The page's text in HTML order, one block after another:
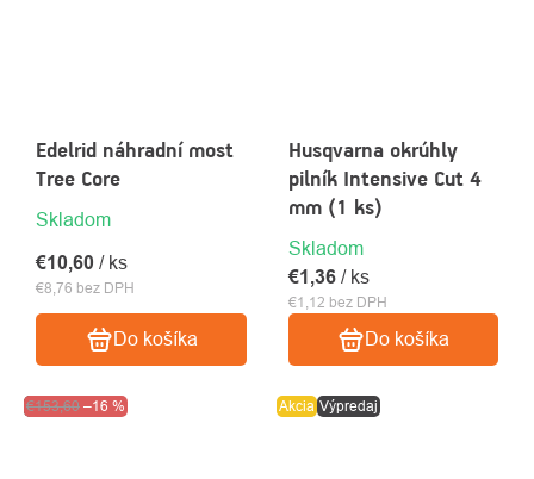
Edelrid náhradní most
Tree Core
Skladom
€8,76 bez DPH
€10,60 / ks
Do košíka
Husqvarna okrúhly
pilník Intensive Cut 4
mm (1 ks)
Skladom
€1,12 bez DPH
€1,36 / ks
Do košíka
Výpredaj
€153,60 –16 % Akcia Výpredaj